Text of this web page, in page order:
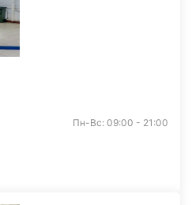
Пн-Вс: 09:00 - 21:00